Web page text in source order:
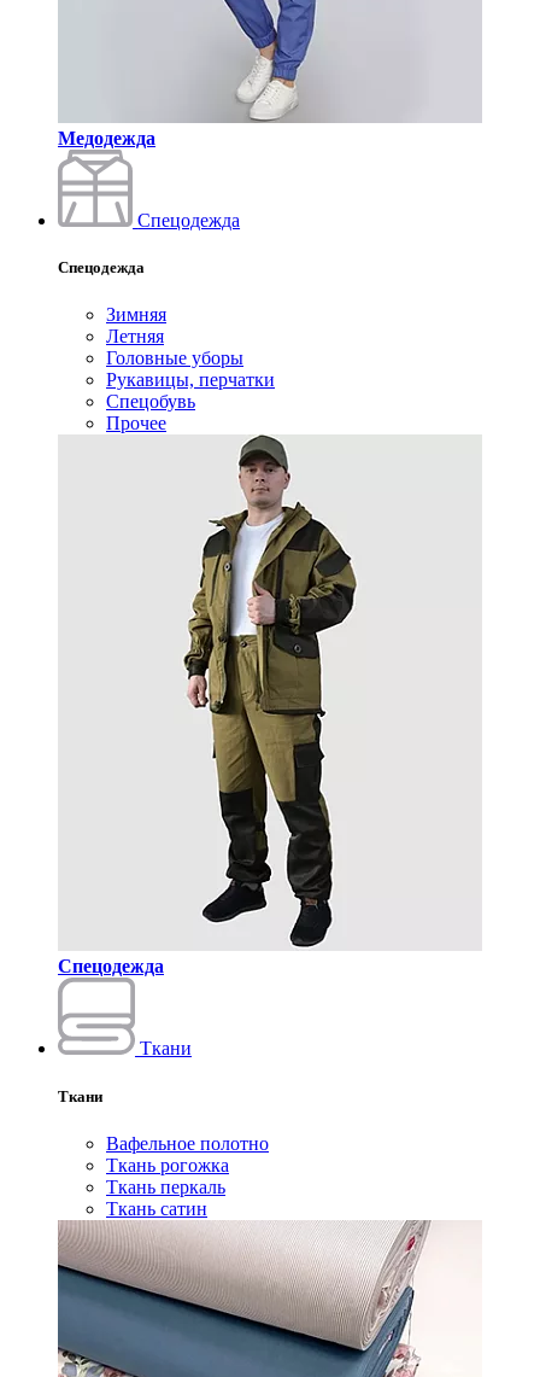
Медодежда
Спецодежда
Спецодежда
Зимняя
Летняя
Головные уборы
Рукавицы, перчатки
Спецобувь
Прочее
Спецодежда
Ткани
Ткани
Вафельное полотно
Ткань рогожка
Ткань перкаль
Ткань сатин